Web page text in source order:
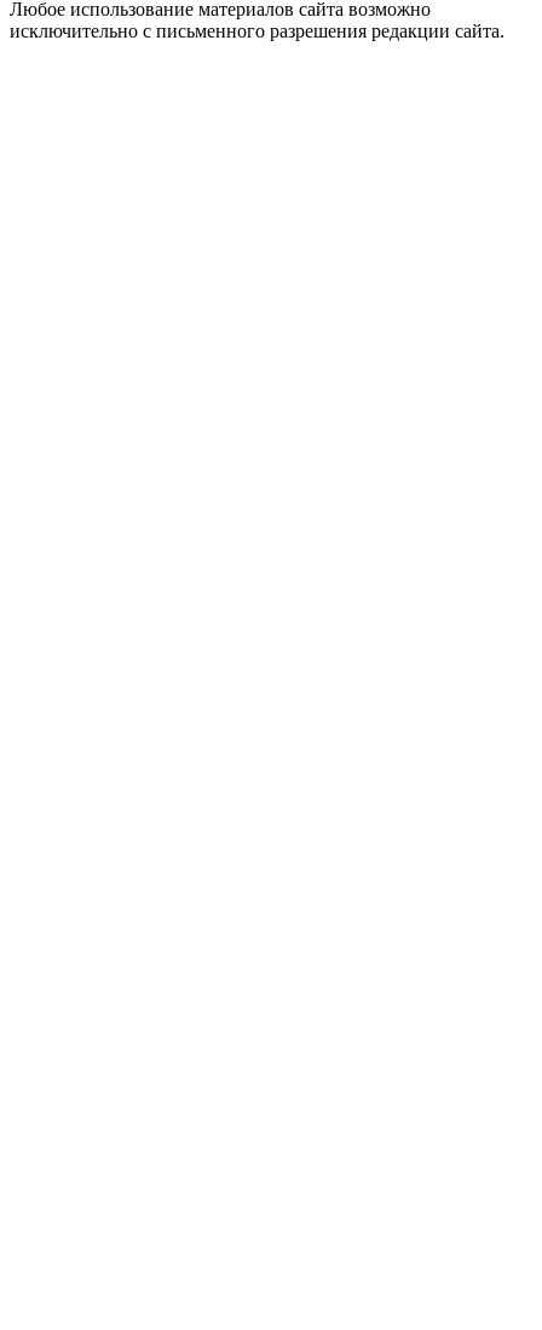
Любое использование материалов сайта возможно
исключительно с письменного разрешения редакции сайта.